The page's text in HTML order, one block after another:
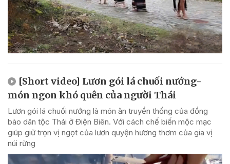
[Short video] Lươn gói lá chuối nướng-
món ngon khó quên của người Thái
Lươn gói lá chuối nướng là món ăn truyền thống của đồng
bào dân tộc Thái ở Điện Biên. Với cách chế biến mộc mạc
giúp giữ trọn vị ngọt của lươn quyện hương thơm của gia vị
núi rừng